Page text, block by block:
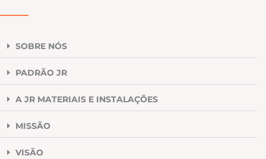
SOBRE NÓS
PADRÃO JR
A JR MATERIAIS E INSTALAÇÕES
MISSÃO
VISÃO